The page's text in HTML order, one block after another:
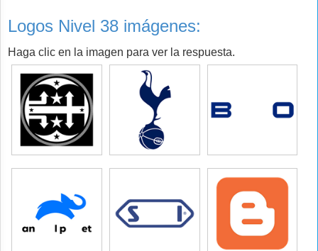
Logos Nivel 38 imágenes:
Haga clic en la imagen para ver la respuesta.